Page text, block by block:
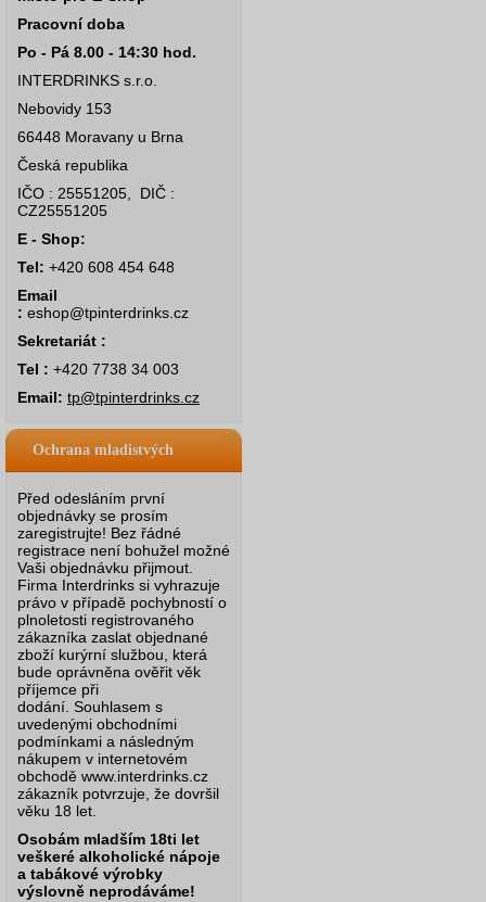
Pracovní doba
Po - Pá 8.00 - 14:30 hod.
INTERDRINKS s.r.o.
Nebovidy 153
66448 Moravany u Brna
Česká republika
IČO : 25551205, DIČ :
CZ25551205
E - Shop:
Tel: +420 608 454 648
Email
: eshop@tpinterdrinks.cz
Sekretariát :
Tel : +420 7738 34 003
Email: tp@tpinterdrinks.cz
Ochrana mladistvých
Před odesláním první
objednávky se prosím
zaregistrujte! Bez řádné
registrace není bohužel možné
Vaši objednávku přijmout.
Firma Interdrinks si vyhrazuje
právo v případě pochybností o
plnoletosti registrovaného
zákazníka zaslat objednané
zboží kurýrní službou, která
bude oprávněna ověřit věk
příjemce při
dodání. Souhlasem s
uvedenými obchodními
podmínkami a následným
nákupem v internetovém
obchodě www.interdrinks.cz
zákazník potvrzuje, že dovršil
věku 18 let.
Osobám mladším 18ti let
veškeré alkoholické nápoje
a tabákové výrobky
výslovně neprodáváme!